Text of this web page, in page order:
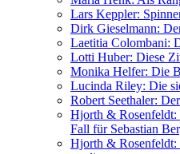
Lars Keppler:
Dirk Gieselmann:
Laetitia Colombani:
Lotti Huber: Diese
Monika Helfer: Die
Lucinda Riley: Die
Robert Seethaler:
Hjorth & Rosenfeldt:
Fall für Sebastian
Hjorth & Rosenfeldt: